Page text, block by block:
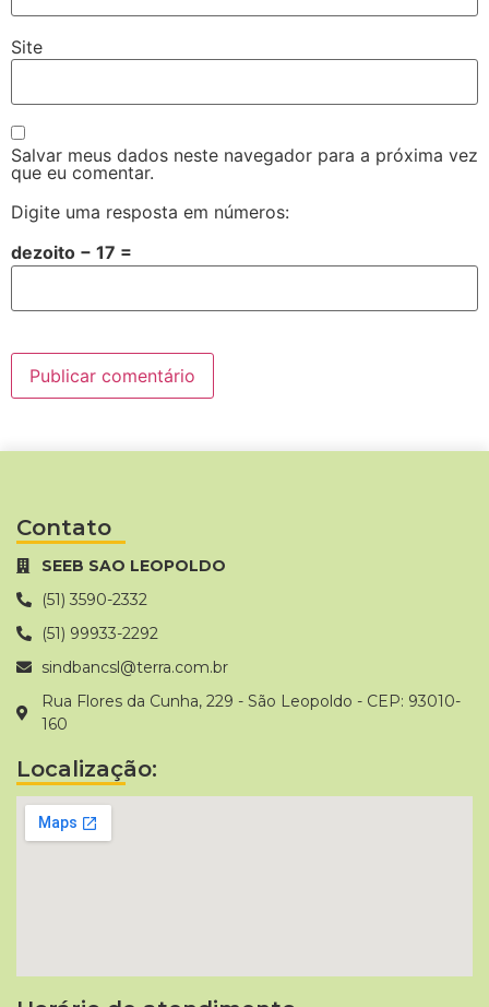
Site
Salvar meus dados neste navegador para a próxima vez
que eu comentar.
Digite uma resposta em números:
dezoito − 17 =
Contato
SEEB SAO LEOPOLDO
(51) 3590-2332
(51) 99933-2292
sindbancsl@terra.com.br
Rua Flores da Cunha, 229 - São Leopoldo - CEP: 93010-
160
Localização: